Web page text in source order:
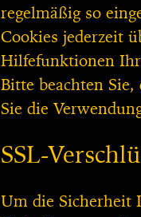
regelmäßig so
Cookies jederzeit
Hilfefunktionen
Bitte beachten
Sie die
SSL-
Um die Sicherheit